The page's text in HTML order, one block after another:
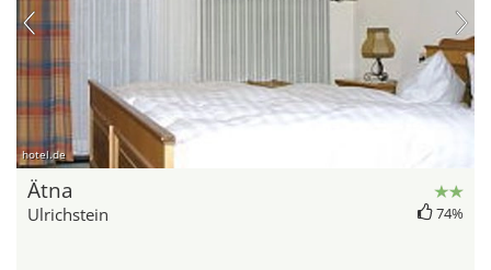
hotel.de
Ätna
Ulrichstein 74%